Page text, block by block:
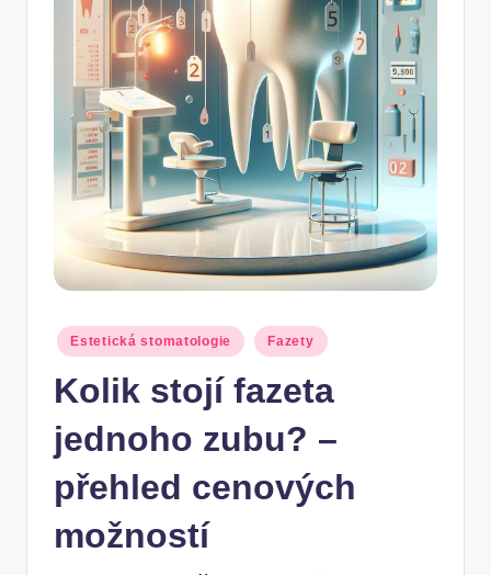
Posted
in
Estetická stomatologie Fazety
Kolik stojí fazeta
jednoho zubu? –
přehled cenových
možností